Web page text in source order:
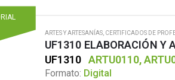
ARTES Y ARTESANÍAS CERTIFICADOS DE
UF1310 ELABORACIÓN Y
UF1310 ARTU0110,
Formato: Digital